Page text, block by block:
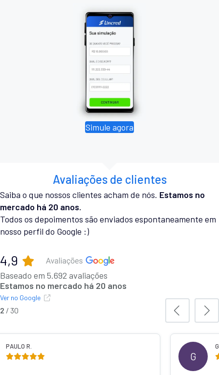
Simule agora
Avaliações de clientes
Saiba o que nossos clientes acham de nós. Estamos no
mercado há 20 anos.
Todos os depoimentos são enviados espontaneamente em
nosso perfil do Google :)
4,9
Baseado em 5.692 avaliações
Estamos no mercado há 20 anos
Ver no Google
3 / 30